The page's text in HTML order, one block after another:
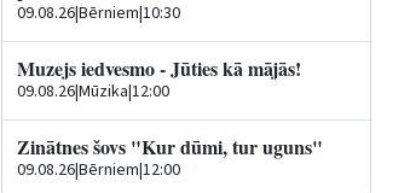
09.08.26|Bērniem|10:30
Muzejs iedvesmo - Jūties kā mājās!
09.08.26|Mūzika|12:00
Zinātnes šovs "Kur dūmi, tur uguns"
09.08.26|Bērniem|12:00